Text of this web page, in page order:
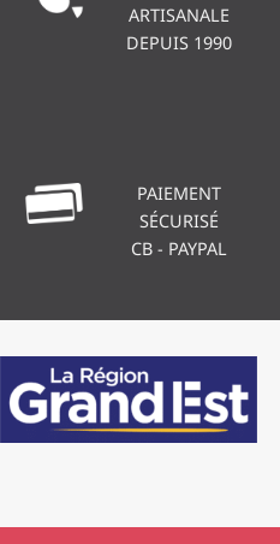
ARTISANALE
DEPUIS 1990
PAIEMENT
SÉCURISÉ
CB - PAYPAL